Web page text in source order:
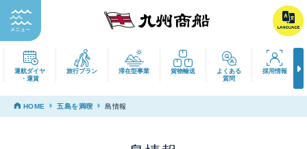
運航ダイヤ
HOME 五島を満喫 島情報